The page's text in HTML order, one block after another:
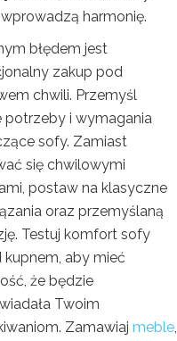
harmonię.
błędem jest
zakup pod
chwili. Przemyśl
potrzeby i wymagania
sofy. Zamiast
się chwilowymi
postaw na klasyczne
oraz przemyślaną
Testuj komfort sofy
kupnem, aby mieć
że będzie
Twoim
Zamawiaj meble,